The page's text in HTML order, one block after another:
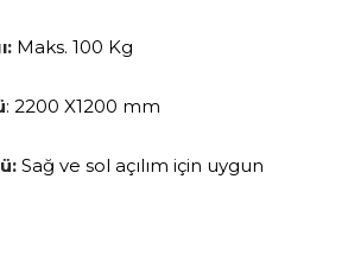
Maks. 100 Kg
: 2200 X1200 mm
Sağ ve sol açılım için uygun